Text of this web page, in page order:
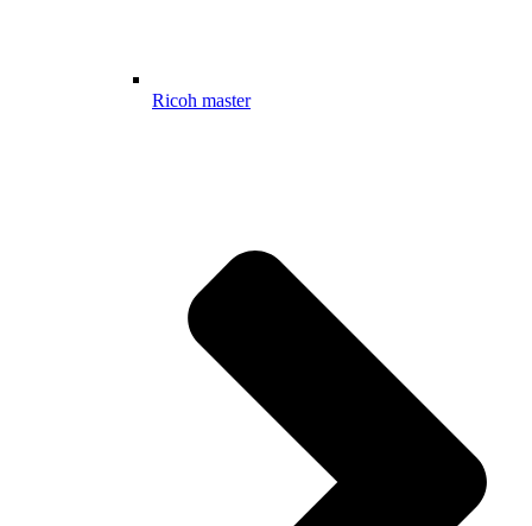
Ricoh master